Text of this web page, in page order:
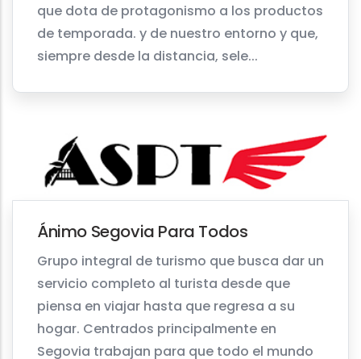
que dota de protagonismo a los productos
de temporada. y de nuestro entorno y que,
siempre desde la distancia, sele...
Ánimo Segovia Para Todos
Grupo integral de turismo que busca dar un
servicio completo al turista desde que
piensa en viajar hasta que regresa a su
hogar. Centrados principalmente en
Segovia trabajan para que todo el mundo